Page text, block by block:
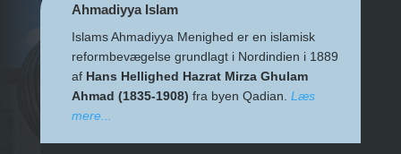
Ahmadiyya Islam
Islams Ahmadiyya Menighed er en islamisk
reformbevægelse grundlagt i Nordindien i 1889
af Hans Hellighed Hazrat Mirza Ghulam
Ahmad (1835-1908) fra byen Qadian. Læs
mere...